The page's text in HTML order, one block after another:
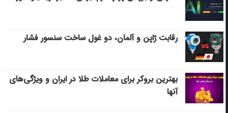
رقابت ژاپن و آلمان، دو غول ساخت سنسور فشار
بهترین بروکر برای معاملات طلا در ایران و ویژگی‌های
آنها